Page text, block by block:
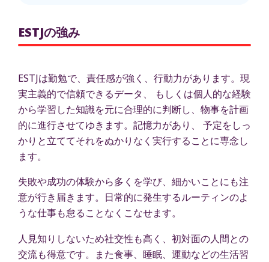
ESTJの強み
ESTJは勤勉で、責任感が強く、行動力があります。現
実主義的で信頼できるデータ、 もしくは個人的な経験
から学習した知識を元に合理的に判断し、物事を計画
的に進行させてゆきます。記憶力があり、 予定をしっ
かりと立ててそれをぬかりなく実行することに専念し
ます。
失敗や成功の体験から多くを学び、細かいことにも注
意が行き届きます。日常的に発生するルーティンのよ
うな仕事も怠ることなくこなせます。
人見知りしないため社交性も高く、初対面の人間との
交流も得意です。また食事、睡眠、運動などの生活習